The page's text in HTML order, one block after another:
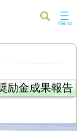
励金成果報告